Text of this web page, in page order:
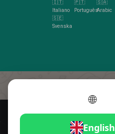
🇮🇹
Italiano
🇵🇹
Português
🇸🇦
Arabic
🇸🇪
Svenska
πληροφορίες
🌐
English